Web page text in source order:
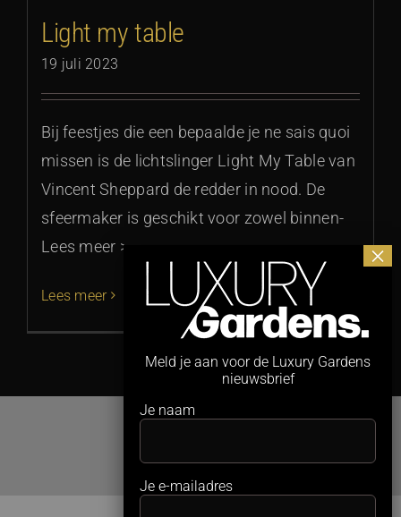
Light my table
19 juli 2023
Bij feestjes die een bepaalde je ne sais quoi
missen is de lichtslinger Light My Table van
Vincent Sheppard de redder in nood. De
sfeermaker is geschikt voor zowel binnen-
Lees meer >
Lees meer
Meld je aan voor de Luxury Gardens
nieuwsbrief
Je naam
Je e-mailadres